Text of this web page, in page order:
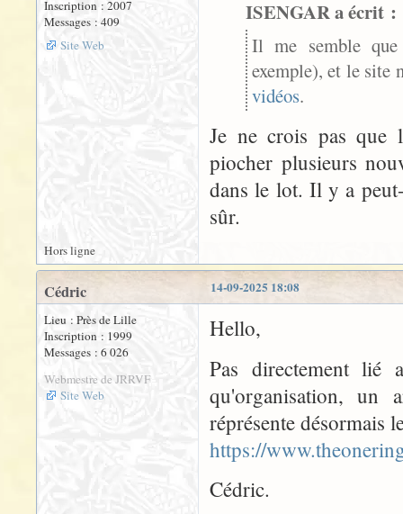
Inscription : 2007
Messages : 409
Site Web
ISENGAR a écrit :
Il me semble
exemple), et le site
vidéos.
Je ne crois pas que
piocher plusieurs
dans le lot. Il y a
sûr.
Hors ligne
14-09-2025 18:08
Cédric
Lieu : Près de Lille
Inscription : 1999
Messages : 6 026
Webmestre de JRRVF
Site Web
Hello,
Pas directement
qu'organisation,
réprésente désormais
https://
Cédric.